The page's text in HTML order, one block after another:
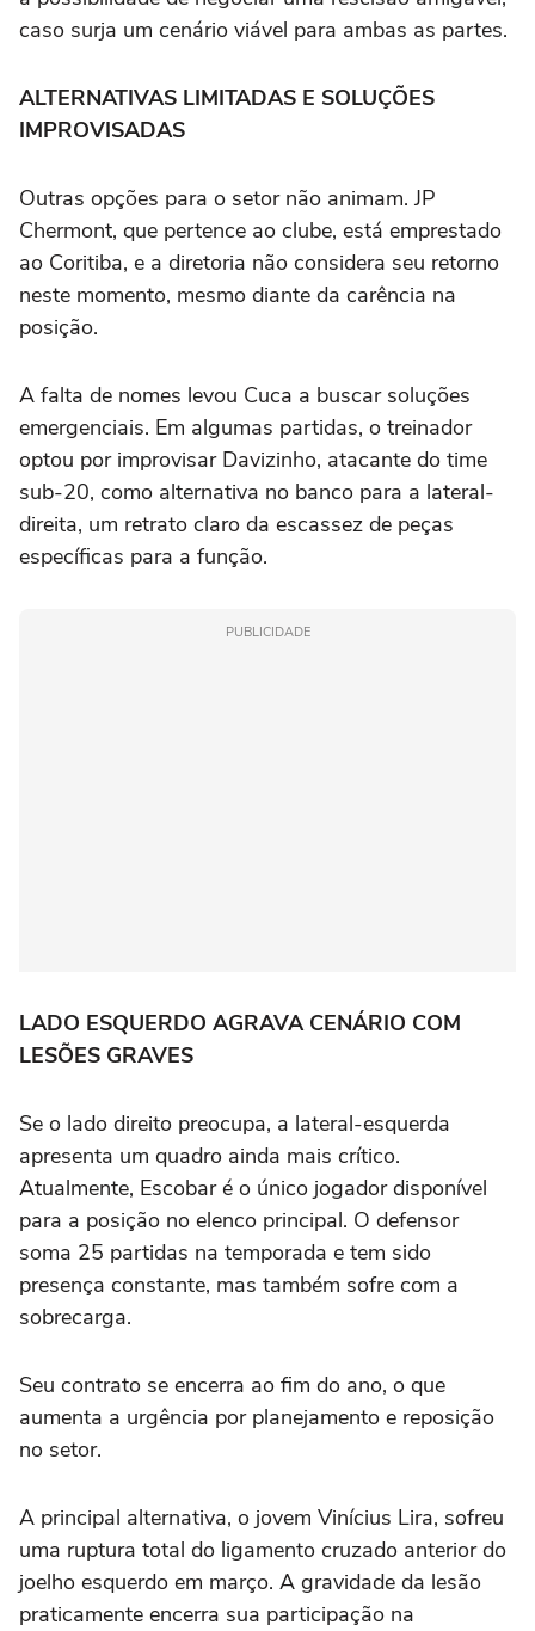
caso surja um cenário viável para ambas as partes.
ALTERNATIVAS LIMITADAS E SOLUÇÕES
IMPROVISADAS
Outras opções para o setor não animam. JP
Chermont, que pertence ao clube, está emprestado
ao Coritiba, e a diretoria não considera seu retorno
neste momento, mesmo diante da carência na
posição.
A falta de nomes levou Cuca a buscar soluções
emergenciais. Em algumas partidas, o treinador
optou por improvisar Davizinho, atacante do time
sub-20, como alternativa no banco para a lateral-
direita, um retrato claro da escassez de peças
específicas para a função.
PUBLICIDADE
LADO ESQUERDO AGRAVA CENÁRIO COM
LESÕES GRAVES
Se o lado direito preocupa, a lateral-esquerda
apresenta um quadro ainda mais crítico.
Atualmente, Escobar é o único jogador disponível
para a posição no elenco principal. O defensor
soma 25 partidas na temporada e tem sido
presença constante, mas também sofre com a
sobrecarga.
Seu contrato se encerra ao fim do ano, o que
aumenta a urgência por planejamento e reposição
no setor.
A principal alternativa, o jovem Vinícius Lira, sofreu
uma ruptura total do ligamento cruzado anterior do
joelho esquerdo em março. A gravidade da lesão
praticamente encerra sua participação na